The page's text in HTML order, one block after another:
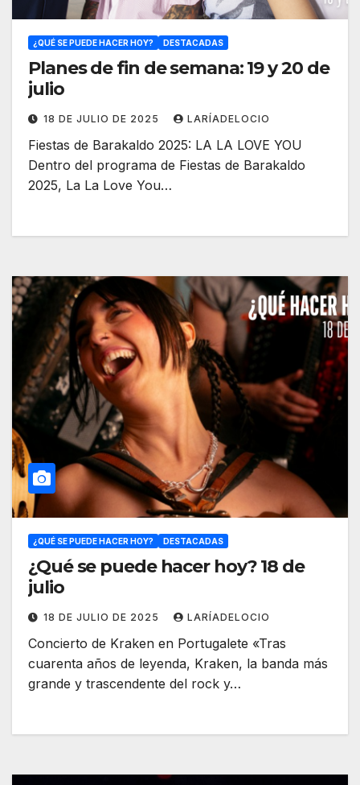
¿QUÉ SE PUEDE HACER HOY? DESTACADAS
Planes de fin de semana: 19 y 20 de
julio
18 DE JULIO DE 2025 LARÍADELOCIO
Fiestas de Barakaldo 2025: LA LA LOVE YOU
Dentro del programa de Fiestas de Barakaldo
2025, La La Love You…
¿QUÉ SE PUEDE HACER HOY? DESTACADAS
¿Qué se puede hacer hoy? 18 de
julio
18 DE JULIO DE 2025 LARÍADELOCIO
Concierto de Kraken en Portugalete «Tras
cuarenta años de leyenda, Kraken, la banda más
grande y trascendente del rock y…